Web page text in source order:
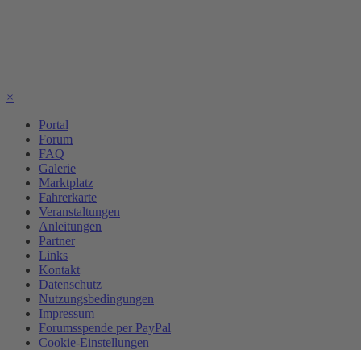
×
Portal
Forum
FAQ
Galerie
Marktplatz
Fahrerkarte
Veranstaltungen
Anleitungen
Partner
Links
Kontakt
Datenschutz
Nutzungsbedingungen
Impressum
Forumsspende per PayPal
Cookie-Einstellungen